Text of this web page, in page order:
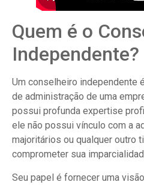
Quem é o
Independente?
Um conselheiro independente
de administração de uma
possui profunda expertise
ele não possui vínculo com a
majoritários ou qualquer outro
comprometer sua
Seu papel é fornecer uma